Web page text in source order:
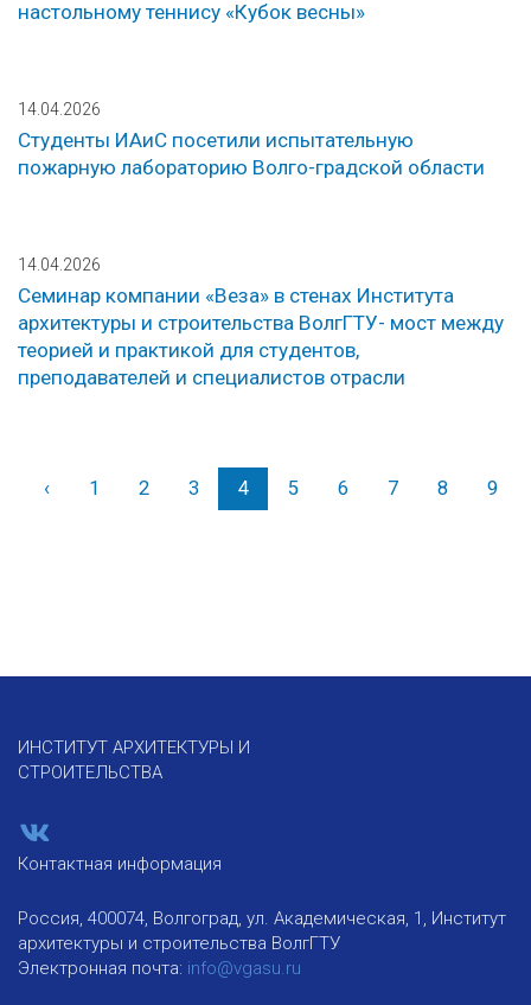
настольному теннису «Кубок весны»
14.04.2026
Студенты ИАиС посетили испытательную
пожарную лабораторию Волго-градской области
14.04.2026
Семинар компании «Веза» в стенах Института
архитектуры и строительства ВолгГТУ- мост между
теорией и практикой для студентов,
преподавателей и специалистов отрасли
‹Назад
1 2 3 4 5 6 7 8 9
ИНСТИТУТ АРХИТЕКТУРЫ И
СТРОИТЕЛЬСТВА
Контактная информация
Россия, 400074, Волгоград, ул. Академическая, 1, Институт
архитектуры и строительства ВолгГТУ
Электронная почта: info@vgasu.ru